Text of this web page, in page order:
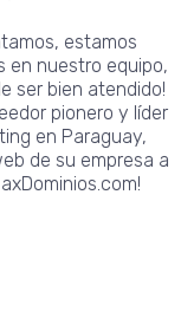
estamos
en nuestro equipo,
ser bien atendido!
pionero y líder
en Paraguay,
de su empresa a